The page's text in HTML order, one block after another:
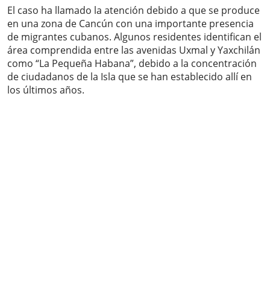
El caso ha llamado la atención debido a que se produce
en una zona de Cancún con una importante presencia
de migrantes cubanos. Algunos residentes identifican el
área comprendida entre las avenidas Uxmal y Yaxchilán
como “La Pequeña Habana”, debido a la concentración
de ciudadanos de la Isla que se han establecido allí en
los últimos años.